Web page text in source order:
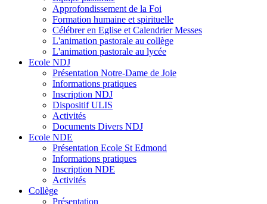
Approfondissement de la Foi
Formation humaine et spirituelle
Célébrer en Eglise et Calendrier Messes
L'animation pastorale au collège
L'animation pastorale au lycée
Ecole NDJ
Présentation Notre-Dame de Joie
Informations pratiques
Inscription NDJ
Dispositif ULIS
Activités
Documents Divers NDJ
Ecole NDE
Présentation Ecole St Edmond
Informations pratiques
Inscription NDE
Activités
Collège
Présentation